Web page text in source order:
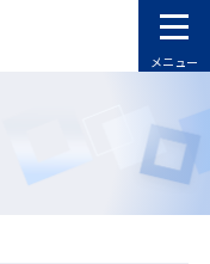
メニュー